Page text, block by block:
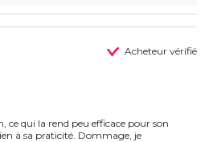
Acheteur vérifié
ce qui la rend peu efficace pour son
à sa praticité. Dommage, je